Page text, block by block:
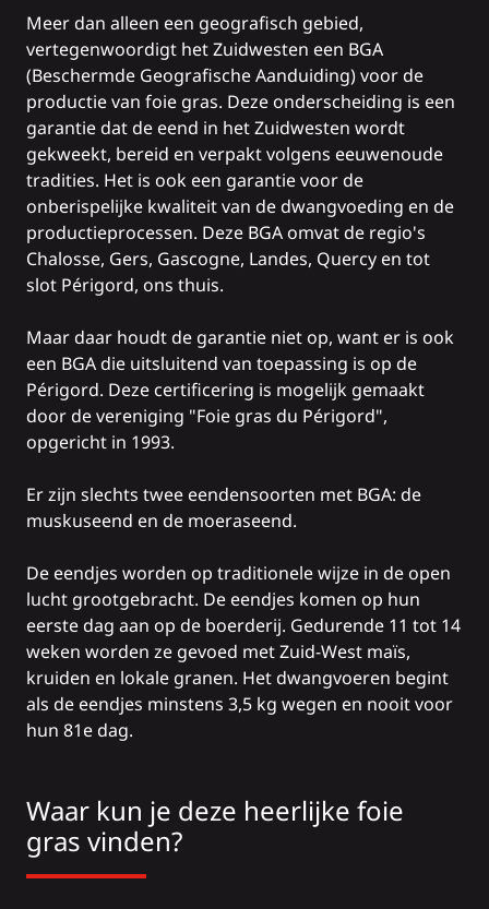
Meer dan alleen een geografisch gebied,
vertegenwoordigt het Zuidwesten een BGA
(Beschermde Geografische Aanduiding) voor de
productie van foie gras. Deze onderscheiding is een
garantie dat de eend in het Zuidwesten wordt
gekweekt, bereid en verpakt volgens eeuwenoude
tradities. Het is ook een garantie voor de
onberispelijke kwaliteit van de dwangvoeding en de
productieprocessen. Deze BGA omvat de regio's
Chalosse, Gers, Gascogne, Landes, Quercy en tot
slot Périgord, ons thuis.
Maar daar houdt de garantie niet op, want er is ook
een BGA die uitsluitend van toepassing is op de
Périgord. Deze certificering is mogelijk gemaakt
door de vereniging "Foie gras du Périgord",
opgericht in 1993.
Er zijn slechts twee eendensoorten met BGA: de
muskuseend en de moeraseend.
De eendjes worden op traditionele wijze in de open
lucht grootgebracht. De eendjes komen op hun
eerste dag aan op de boerderij. Gedurende 11 tot 14
weken worden ze gevoed met Zuid-West maïs,
kruiden en lokale granen. Het dwangvoeren begint
als de eendjes minstens 3,5 kg wegen en nooit voor
hun 81e dag.
Waar kun je deze heerlijke foie
gras vinden?